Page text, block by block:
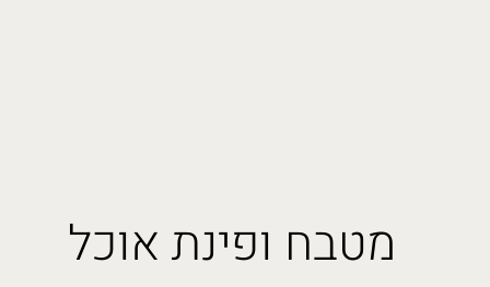
מטבח ופינת אוכל
מטבח ופינת אוכל